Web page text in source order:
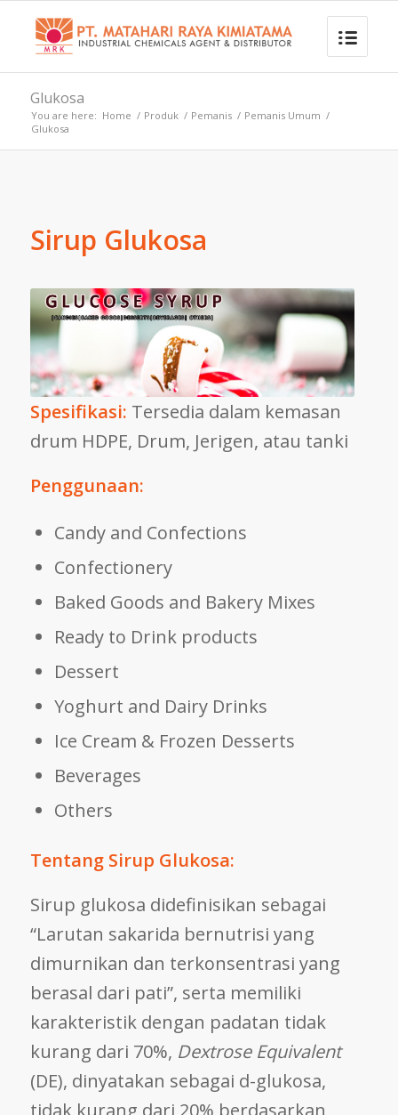
Glukosa
You are here: Home / Produk / Pemanis / Pemanis Umum /
Glukosa
Sirup Glukosa
Spesifikasi: Tersedia dalam kemasan
drum HDPE, Drum, Jerigen, atau tanki
Penggunaan:
Candy and Confections
Confectionery
Baked Goods and Bakery Mixes
Ready to Drink products
Dessert
Yoghurt and Dairy Drinks
Ice Cream & Frozen Desserts
Beverages
Others
Tentang Sirup Glukosa:
Sirup glukosa didefinisikan sebagai
“Larutan sakarida bernutrisi yang
dimurnikan dan terkonsentrasi yang
berasal dari pati”, serta memiliki
karakteristik dengan padatan tidak
kurang dari 70%, Dextrose Equivalent
(DE), dinyatakan sebagai d-glukosa,
tidak kurang dari 20% berdasarkan